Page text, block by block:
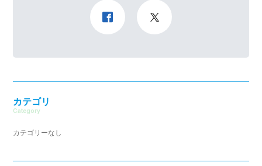
カテゴリ
Category
カテゴリーなし